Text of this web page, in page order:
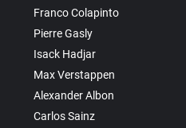
Franco Colapinto
Pierre Gasly
Isack Hadjar
Max Verstappen
Alexander Albon
Carlos Sainz